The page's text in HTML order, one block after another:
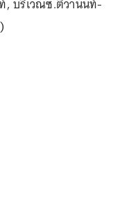
บริเวณซ.ติวานนท์-